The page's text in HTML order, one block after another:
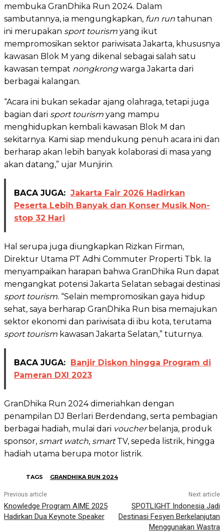
membuka GranDhika Run 2024. Dalam
sambutannya, ia mengungkapkan, fun run tahunan
ini merupakan sport tourism yang ikut
mempromosikan sektor pariwisata Jakarta, khususnya
kawasan Blok M yang dikenal sebagai salah satu
kawasan tempat nongkrongwarga Jakarta dari
berbagai kalangan.
“Acara ini bukan sekadar ajang olahraga, tetapi juga
bagian dari sport tourism yang mampu
menghidupkan kembali kawasan Blok M dan
sekitarnya. Kami siap mendukung penuh acara ini dan
berharap akan lebih banyak kolaborasi di masa yang
akan datang,” ujar Munjirin.
BACA JUGA: Jakarta Fair 2026 Hadirkan
Peserta Lebih Banyak dan Konser Musik Non-
stop 32 Hari
Hal serupa juga diungkapkan Rizkan Firman,
Direktur Utama PT Adhi Commuter Properti Tbk. Ia
menyampaikan harapan bahwa GranDhika Run dapat
mengangkat potensi Jakarta Selatan sebagai destinasi
sport tourism. “Selain mempromosikan gaya hidup
sehat, saya berharap GranDhika Run bisa memajukan
sektor ekonomi dan pariwisata di ibu kota, terutama
sport tourism kawasan Jakarta Selatan,” tuturnya.
BACA JUGA: Banjir Diskon hingga Program di
Pameran DXI 2023
GranDhika Run 2024 dimeriahkan dengan
penampilan DJ Berlari Berdendang, serta pembagian
berbagai hadiah, mulai dari voucherbelanja, produk
sponsor, smart watch, smartTV, sepeda listrik, hingga
hadiah utama berupa motor listrik.
TAGS GRANDHIKA RUN 2024
Previous article
Knowledge Program AIME 2025
Hadirkan Dua Keynote Speaker
Next article
SPOTLIGHT Indonesia Jadi
Destinasi Fesyen Berkelanjutan
Menggunakan Wastra